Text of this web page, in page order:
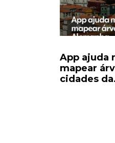
App ajuda
mapear
cidades